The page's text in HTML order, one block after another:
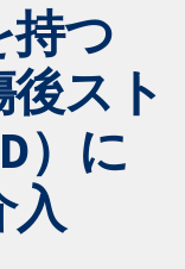
持つ
スト
）に
入